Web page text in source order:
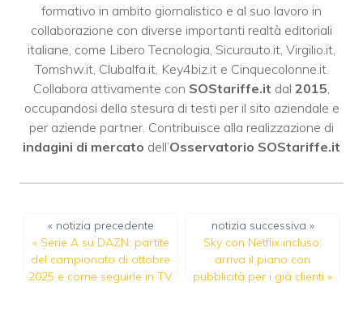
formativo in ambito giornalistico e al suo lavoro in
collaborazione con diverse importanti realtà editoriali
italiane, come Libero Tecnologia Sicurauto.it Virgilio.it
Tomshw.it, Clubalfa.it, Key4biz.ite Cinquecolonne.it.
Collabora attivamente con SOStariffe.it dal 2015
occupandosi della stesura di testi per il sito aziendale e
per aziende partner. Contribuisce alla realizzazione di
indagini di mercato dell’Osservatorio SOStariffe.it
« notizia precedente
« Serie A su DAZN: partite
del campionato di ottobre
2025 e come seguirle in TV
notizia successiva »
Sky con Netflix incluso:
arriva il piano con
pubblicità per i già clienti »